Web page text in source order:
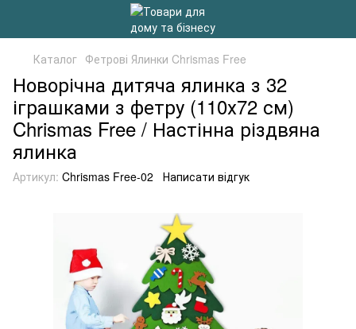
Каталог Фетрові Ялинки Chrismas Free
Новорічна дитяча ялинка з 32
іграшками з фетру (110х72 см)
Chrismas Free / Настінна різдвяна
ялинка
Артикул: Chrismas Free-02 Написати відгук